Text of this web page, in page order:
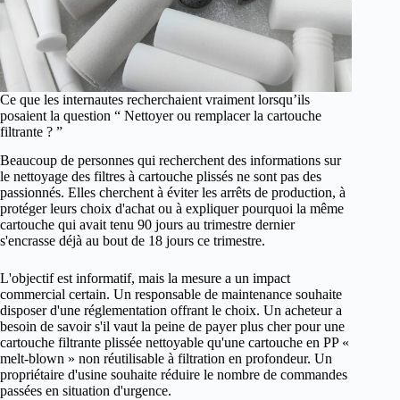
Ce que les internautes recherchaient vraiment lorsqu’ils
posaient la question “ Nettoyer ou remplacer la cartouche
filtrante ? ”
Beaucoup de personnes qui recherchent des informations sur
le nettoyage des filtres à cartouche plissés ne sont pas des
passionnés. Elles cherchent à éviter les arrêts de production, à
protéger leurs choix d'achat ou à expliquer pourquoi la même
cartouche qui avait tenu 90 jours au trimestre dernier
s'encrasse déjà au bout de 18 jours ce trimestre.
L'objectif est informatif, mais la mesure a un impact
commercial certain. Un responsable de maintenance souhaite
disposer d'une réglementation offrant le choix. Un acheteur a
besoin de savoir s'il vaut la peine de payer plus cher pour une
cartouche filtrante plissée nettoyable qu'une cartouche en PP «
melt-blown » non réutilisable à filtration en profondeur. Un
propriétaire d'usine souhaite réduire le nombre de commandes
passées en situation d'urgence.